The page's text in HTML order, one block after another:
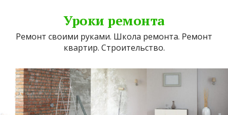
Уроки ремонта
Ремонт своими руками. Школа ремонта. Ремонт
квартир. Строительство.